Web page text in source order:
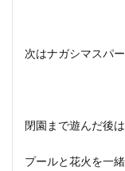
次はナガシマスパ
閉園まで遊んだ後
プールと花火を一